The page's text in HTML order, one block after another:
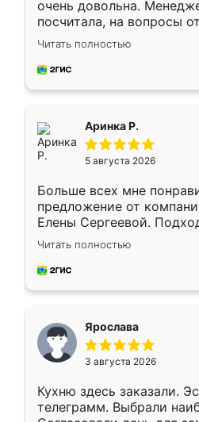
очень довольна.
посчитала, на вопросы
Замерщик приехал в
делу со всей
за день, ребята работали
Читать полностью
Аринка Р.
5 августа 2026
Больше всех мне
предложение от
Елены Сергеевой.
короткие сроки
для замера сотрудник
предложил по моему
Читать полностью
Ярослава
3 августа 2026
Кухню здесь заказали.
телеграмм. Выбрали